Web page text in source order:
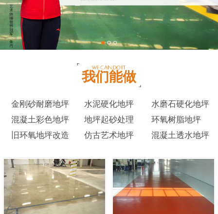
我们能做
金刚砂耐磨地坪 水泥硬化地坪
水磨石硬化地坪
混凝土彩色地坪
地坪起砂处理
环氧树脂地坪
旧环氧地坪改造
仿古艺术地坪 混凝土透水地坪